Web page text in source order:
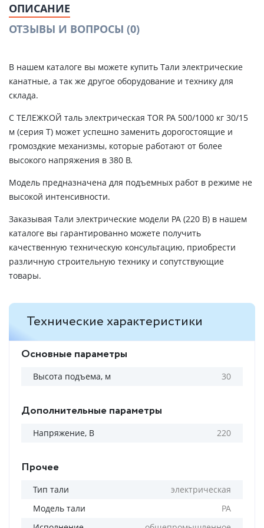
ОПИСАНИЕ
ОТЗЫВЫ И ВОПРОСЫ (0)
В нашем каталоге вы можете купить Тали электрические
канатные, а так же другое оборудование и технику для
склада.
С ТЕЛЕЖКОЙ таль электрическая TOR PA 500/1000 кг 30/15
м (серия T) может успешно заменить дорогостоящие и
громоздкие механизмы, которые работают от более
высокого напряжения в 380 В.
Модель предназначена для подъемных работ в режиме не
высокой интенсивности.
Заказывая Тали электрические модели РА (220 В) в нашем
каталоге вы гарантированно можете получить
качественную техническую консультацию, приобрести
различную строительную технику и сопутствующие
товары.
Технические характеристики
Основные параметры
Высота подъема, м 30
Дополнительные параметры
Напряжение, В 220
Прочее
Тип тали
электрическая
Модель тали
РА